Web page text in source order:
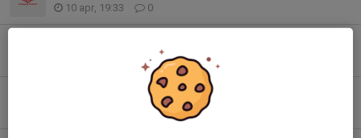
10 apr, 19:33 0
0